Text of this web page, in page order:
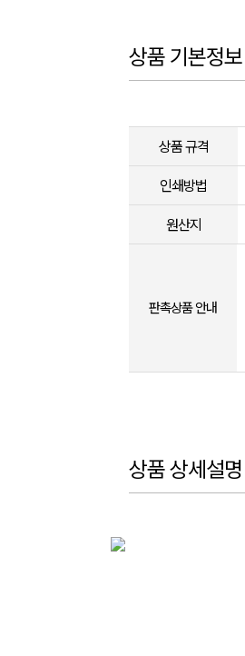
상품 기본정보
상품 규격
인쇄방법
원산지
판촉상품 안내
상품 상세설명